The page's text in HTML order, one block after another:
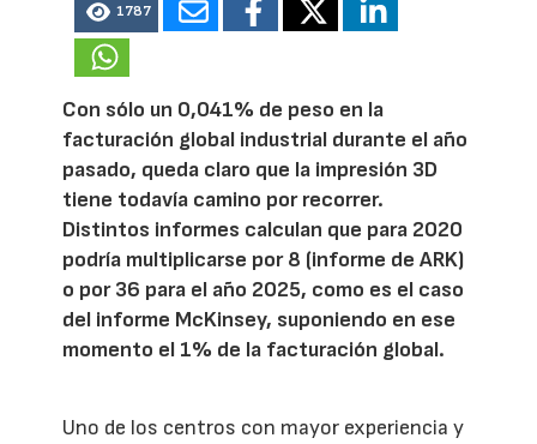
1787
Con sólo un 0,041% de peso en la
facturación global industrial durante el año
pasado, queda claro que la impresión 3D
tiene todavía camino por recorrer.
Distintos informes calculan que para 2020
podría multiplicarse por 8 (informe de ARK)
o por 36 para el año 2025, como es el caso
del informe McKinsey, suponiendo en ese
momento el 1% de la facturación global.
Uno de los centros con mayor experiencia y